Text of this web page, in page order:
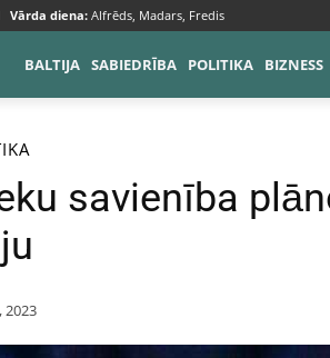
Vārda diena: Alfrēds, Madars, Fredis
BALTIJA SABIEDRĪBA POLITIKA BIZNESS
Latvija
savienība
2023